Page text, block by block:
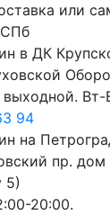
или
в ДК
Вт-
94
на
пр.
5)
20:00.